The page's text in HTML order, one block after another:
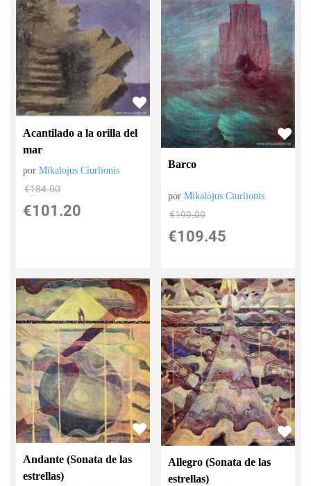
Acantilado a la orilla del
mar
porMikalojus Ciurlionis
€184.00
€101.20
Barco
porMikalojus Ciurlionis
€199.00
€109.45
Andante (Sonata de las
estrellas)
Allegro (Sonata de las
estrellas)